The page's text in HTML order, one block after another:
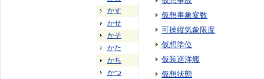
かす
かせ
かそ
かた
かち
かつ
仮想事象変数
可操縦気象限度
仮想準位
仮装巡洋艦
仮想状態